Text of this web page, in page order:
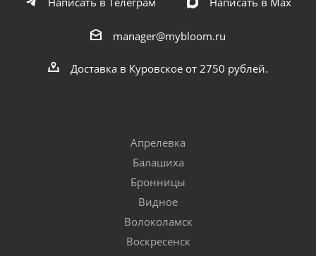
manager@mybloom.ru
Доставка в Куровское от 2750 рублей.
Апрелевка
Балашиха
Бронницы
Видное
Волоколамск
Воскресенск